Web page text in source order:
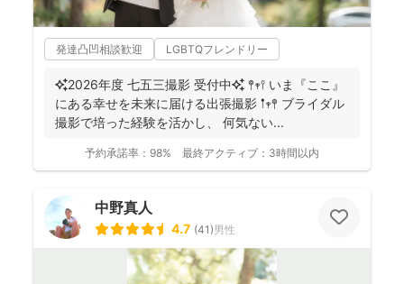
発達凸凹相談歓迎 LGBTQフレンドリー
✨2026年度 七五三撮影 受付中✨ 𖤣𖥧𖥣 いま『ここ』
にある幸せを未来に届ける出張撮影 𖡡𖥧𖤣 ブライダル
撮影で培った経験を活かし、 何気ない...
予約承諾率： 98% 最終アクティブ： 3時間以内
中野真人
4.7 (41)男性